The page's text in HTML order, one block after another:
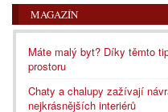
MAGAZÍN
Máte malý byt? Díky těmto
prostoru
Chaty a chalupy zažívají
nejkrásnějších interiérů